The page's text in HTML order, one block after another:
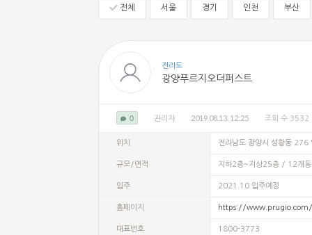
전체 서울 경기 인천 부산
전라도
광양푸르지오더퍼스트
0 관리자 2019.08.13. 12:25 조회 수 3532
위치 전라남도 광양시 성황동 276
규모/면적 지하2층~지상25층 / 12개
입주 2021.10 입주예정
홈페이지 https://
대표번호 1800-3773